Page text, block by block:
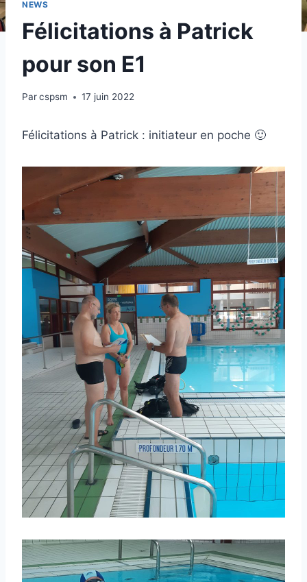
NEWS
Félicitations à Patrick
pour son E1
Parcspsm 17 juin 2022
Félicitations à Patrick : initiateur en poche 🙂